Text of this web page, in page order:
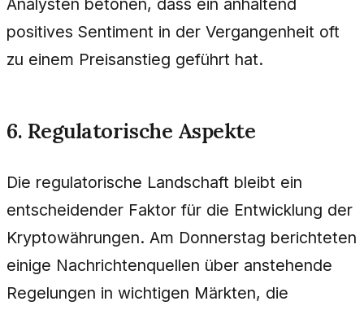
positives Sentiment in der Vergangenheit oft
zu einem Preisanstieg geführt hat.
6. Regulatorische Aspekte
Die regulatorische Landschaft bleibt ein
entscheidender Faktor für die Entwicklung der
Kryptowährungen. Am Donnerstag berichteten
einige Nachrichtenquellen über anstehende
Regelungen in wichtigen Märkten, die